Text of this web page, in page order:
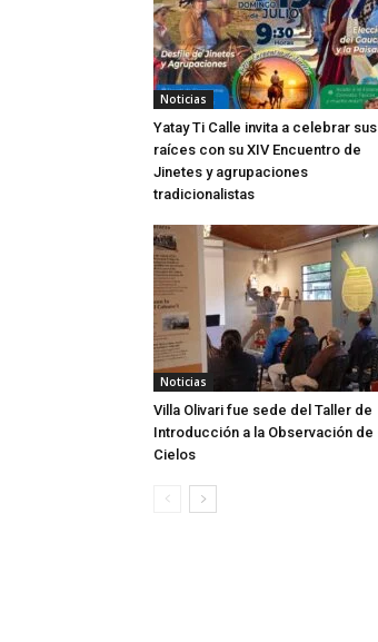
Noticias
Yatay Ti Calle invita a celebrar sus
raíces con su XIV Encuentro de
Jinetes y agrupaciones
tradicionalistas
Noticias
Villa Olivari fue sede del Taller de
Introducción a la Observación de
Cielos